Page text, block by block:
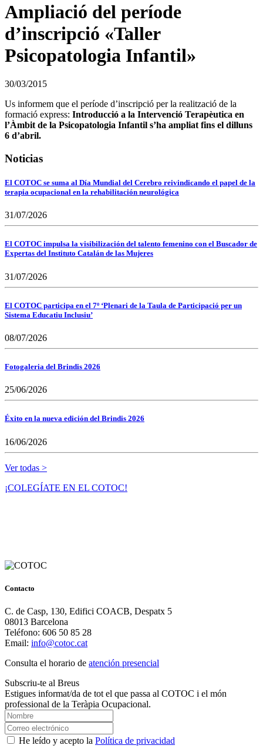
Ampliació del període
d’inscripció «Taller
Psicopatologia Infantil»
30/03/2015
Us informem que el període d’inscripció per la realització de la
formació express: Introducció a la Intervenció Terapèutica en
l’Àmbit de la Psicopatologia Infantil s’ha ampliat fins el dilluns
6 d’abril.
Noticias
El COTOC se suma al Día Mundial del Cerebro reivindicando el papel de la
terapia ocupacional en la rehabilitación neurológica
31/07/2026
El COTOC impulsa la visibilización del talento femenino con el Buscador de
Expertas del Instituto Catalán de las Mujeres
31/07/2026
El COTOC participa en el 7º ‘Plenari de la Taula de Participació per un
Sistema Educatiu Inclusiu’
08/07/2026
Fotogaleria del Brindis 2026
25/06/2026
Éxito en la nueva edición del Brindis 2026
16/06/2026
Ver todas >
¡COLEGÍATE EN EL COTOC!
Contacto
C. de Casp, 130, Edifici COACB, Despatx 5
08013 Barcelona
Teléfono: 606 50 85 28
Email: info@cotoc.cat
Consulta el horario de atención presencial
Subscriu-te al Breus
Estigues informat/da de tot el que passa al COTOC i el món
professional de la Teràpia Ocupacional.
He leído y acepto la Política de privacidad